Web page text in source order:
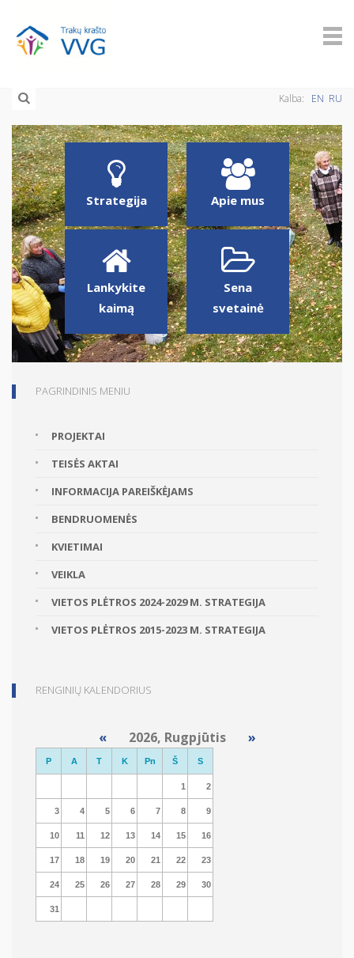
Kalba: EN RU
Strategija Apie mus
Lankykite
kaimą
Sena
svetainė
PAGRINDINIS MENIU
PROJEKTAI
TEISĖS AKTAI
INFORMACIJA PAREIŠKĖJAMS
BENDRUOMENĖS
KVIETIMAI
VEIKLA
VIETOS PLĖTROS 2024-2029 M. STRATEGIJA
VIETOS PLĖTROS 2015-2023 M. STRATEGIJA
RENGINIŲ KALENDORIUS
«2026, Rugpjūtis »
P A T K Pn Š S
1 2
3 4 5 6 7 8 9
10 11 12 13 14 15 16
17 18 19 20 21 22 23
24 25 26 27 28 29 30
31